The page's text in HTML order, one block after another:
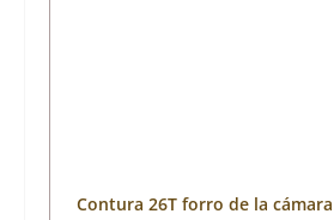
Contura 26T forro de la